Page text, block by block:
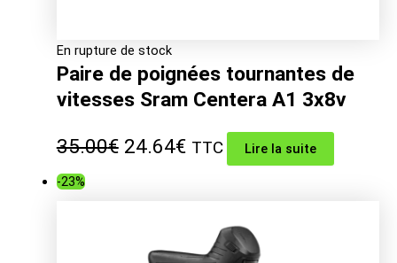
En rupture de stock
Paire de poignées tournantes de
vitesses Sram Centera A1 3x8v
35.00€ Le
était :
24.64€Le
est :
TTC Lire la suite
-23%